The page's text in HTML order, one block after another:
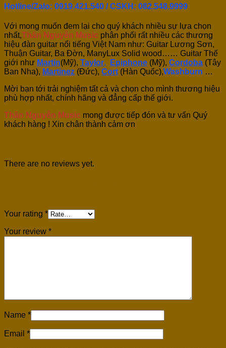
Hotline/Zalo: 0919.421.540 / CSKH: 082.548.9999
Với mong muốn đem lại cho quý khách nhiều sự lựa chọn
nhất,Thân Nguyễn Music phân phối rất nhiều các thương
hiệu đàn guitar nổi tiếng Việt Nam như: Guitar Lương Sơn,
Thuận Guitar, Ba Đờn, ManyLux Solid wood…… Guitar Thế
giới như Martin(Mỹ), Taylor, Epiphone (Mỹ), Cordoba (Tây
Ban Nha), Martinez (Đức), Cort (Hàn Quốc),Washburn …
Mời bạn tới trải nghiệm tất cả và chọn cho mình thương hiệu
phù hợp nhất, chính hãng và đẳng cấp thế giới.
Thân Nguyễn Music mong được tiếp đón và tư vấn Quý
khách hàng ! Xin chân thành cảm ơn
There are no reviews yet.
Your rating *
Your review *
Name *
Email *